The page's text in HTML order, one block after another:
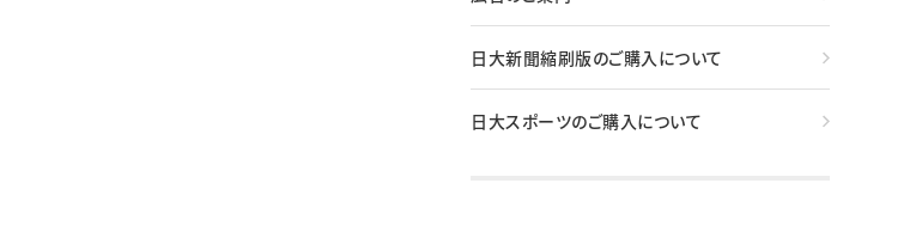
日大新聞縮刷版のご購入について
日大スポーツのご購入について